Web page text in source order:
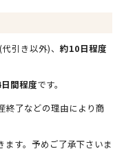
引き以外)、約10日程度
間程度です。
了などの理由により商
ます。予めご了承下さいま